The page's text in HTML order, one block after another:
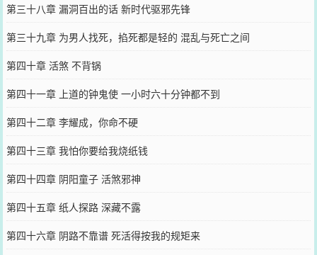
第三十八章 漏洞百出的话 新时代驱邪先锋
第三十九章 为男人找死，掐死都是轻的 混乱与死亡之间
第四十章 活煞 不背锅
第四十一章 上道的钟鬼使 一小时六十分钟都不到
第四十二章 李耀成，你命不硬
第四十三章 我怕你要给我烧纸钱
第四十四章 阴阳童子 活煞邪神
第四十五章 纸人探路 深藏不露
第四十六章 阴路不靠谱 死活得按我的规矩来